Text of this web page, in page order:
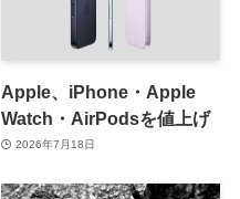
Apple、iPhone・Apple
Watch・AirPodsを値上げ
2026年7月18日